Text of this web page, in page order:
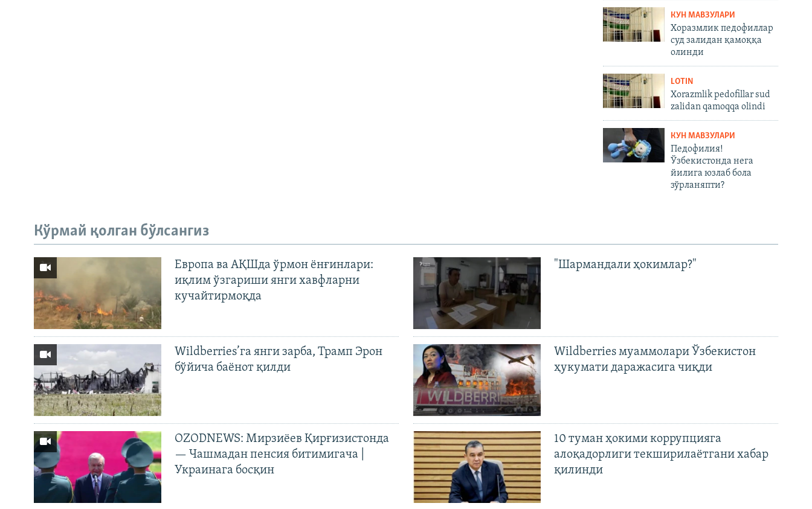
КУН МАВЗУЛАРИ
Хоразмлик педофиллар
суд залидан қамоққа
олинди
LOTIN
Xorazmlik pedofillar sud
zalidan qamoqqa olindi
КУН МАВЗУЛАРИ
Педофилия!
Ўзбекистонда нега
йилига юзлаб бола
зўрланяпти?
Кўрмай қолган бўлсангиз
Европа ва АҚШда ўрмон ёнғинлари:
иқлим ўзгариши янги хавфларни
кучайтирмоқда
Wildberries’га янги зарба, Трамп Эрон
бўйича баёнот қилди
OZODNEWS: Мирзиёев Қирғизистонда
— Чашмадан пенсия битимигача |
Украинага босқин
"Шармандали ҳокимлар?"
Wildberries муаммолари Ўзбекистон
ҳукумати даражасига чиқди
10 туман ҳокими коррупцияга
алоқадорлиги текширилаётгани хабар
қилинди